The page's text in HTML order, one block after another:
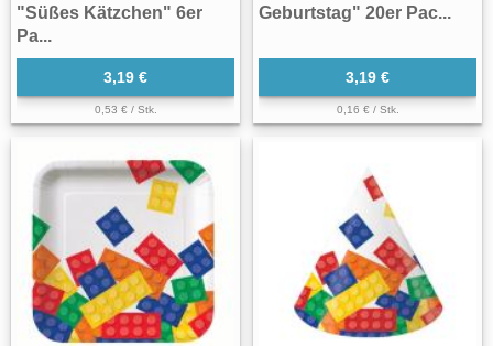
"Süßes Kätzchen" 6er
Pa...
3,19 €
0,53 € / Stk.
Geburtstag" 20er Pac...
3,19 €
0,16 € / Stk.